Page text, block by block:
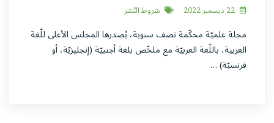
شروط النّشر
مجلة علميّة محكّمة نصف سنوية، يُصدرها المجلس الأعلى للّغة
العربية، باللّغة العربيّة مع ملخّص بلغة أجنبيّة (إنجليزيّة، أو
فرنسيّة) …